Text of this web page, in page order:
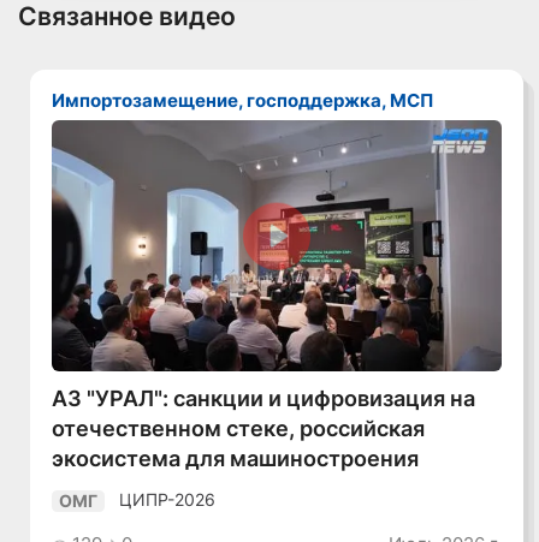
Связанное видео
Импортозамещение, господдержка, МСП
Смотреть видео
АЗ "УРАЛ": санкции и цифровизация на
отечественном стеке, российская
экосистема для машиностроения
ОМГ ЦИПР-2026